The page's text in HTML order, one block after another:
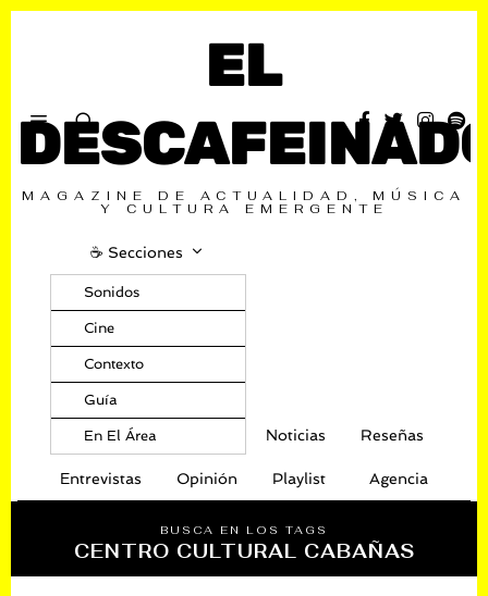
EL
MAGAZINE DE ACTUALIDAD, MÚSICA
Y CULTURA EMERGENTE
☕️ Secciones
Sonidos
Cine
Contexto
Guía
En El Área Noticias Reseñas
Entrevistas Opinión Playlist Agencia
BUSCA EN LOS TAGS
CENTRO CULTURAL CABAÑAS